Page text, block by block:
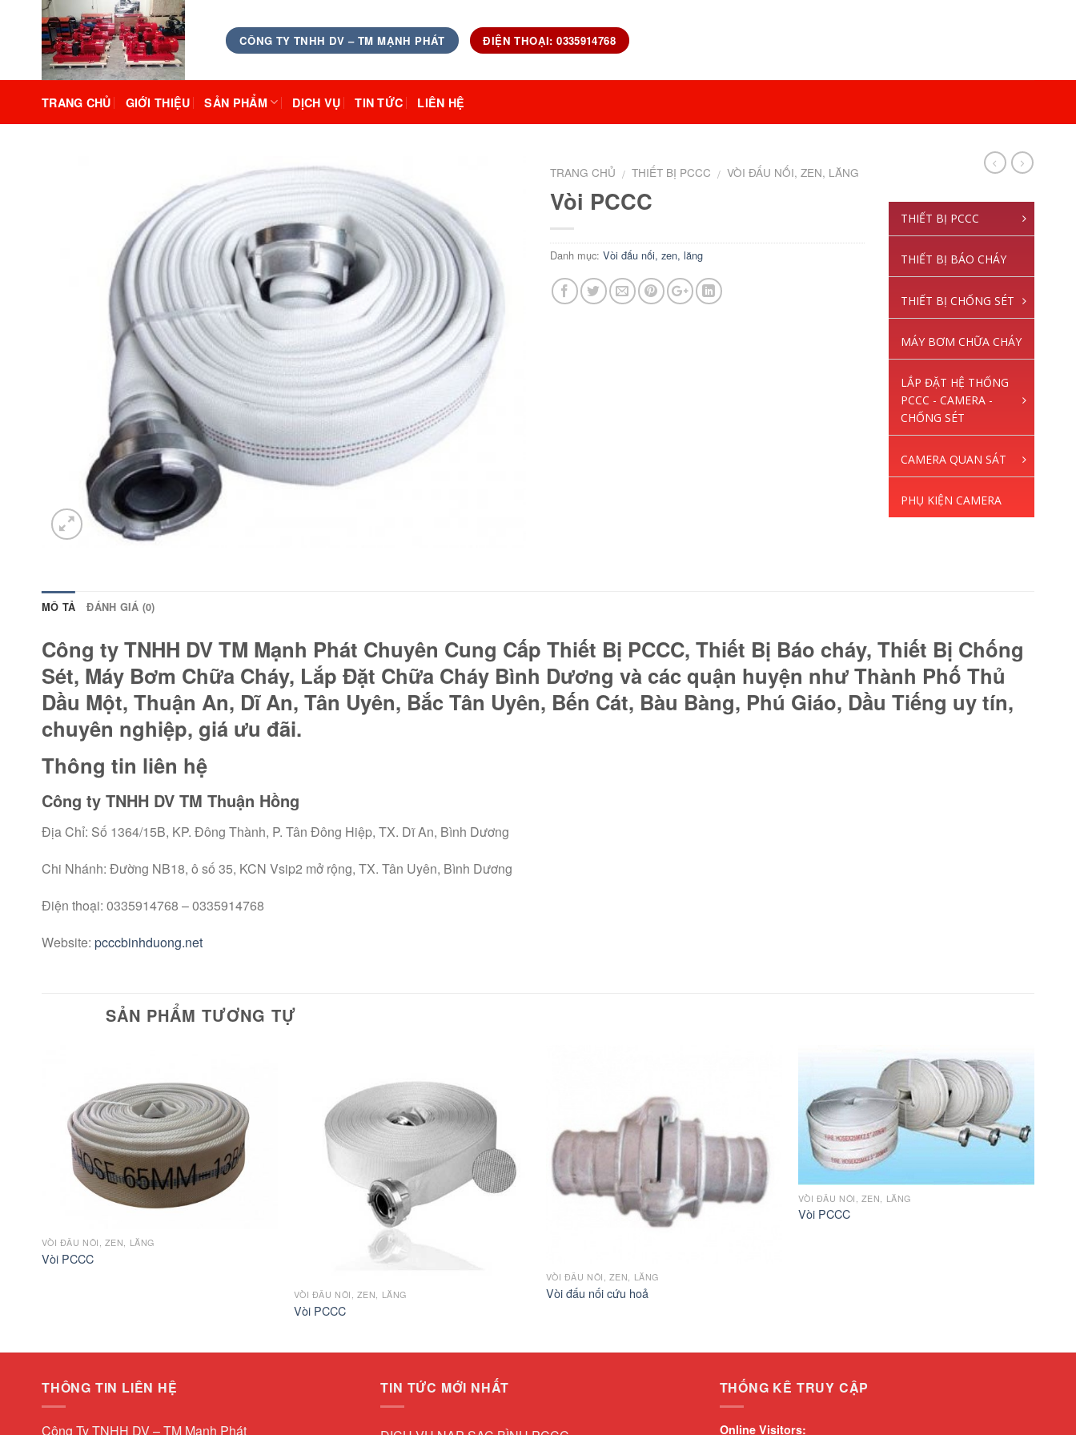
CÔNG TY TNHH DV – TM MẠNH PHÁT ĐIỆN THOẠI: 0335914768
TRANG CHỦ GIỚI THIỆU SẢN PHẨM DỊCH VỤ TIN TỨC LIÊN HỆ
TRANG CHỦ / THIẾT BỊ PCCC / VÒI ĐẤU NỐI, ZEN, LĂNG
Vòi PCCC
Danh mục: Vòi đấu nối, zen, lăng
THIẾT BỊ PCCC
THIẾT BỊ BÁO CHÁY
THIẾT BỊ CHỐNG SÉT
MÁY BƠM CHỮA CHÁY
LẮP ĐẶT HỆ THỐNG
PCCC - CAMERA -
CHỐNG SÉT
CAMERA QUAN SÁT
PHỤ KIỆN CAMERA
MÔ TẢ ĐÁNH GIÁ (0)
Công ty TNHH DV TM Mạnh Phát Chuyên Cung Cấp Thiết Bị PCCC, Thiết Bị Báo cháy, Thiết Bị Chống
Sét, Máy Bơm Chữa Cháy, Lắp Đặt Chữa Cháy Bình Dương và các quận huyện như Thành Phố Thủ
Dầu Một, Thuận An, Dĩ An, Tân Uyên, Bắc Tân Uyên, Bến Cát, Bàu Bàng, Phú Giáo, Dầu Tiếng uy tín,
chuyên nghiệp, giá ưu đãi.
Thông tin liên hệ
Công ty TNHH DV TM Thuận Hồng
Địa Chỉ: Số 1364/15B, KP. Đông Thành, P. Tân Đông Hiệp, TX. Dĩ An, Bình Dương
Chi Nhánh: Đường NB18, ô số 35, KCN Vsip2 mở rộng, TX. Tân Uyên, Bình Dương
Điện thoại: 0335914768 – 0335914768
Website: pcccbinhduong.net
SẢN PHẨM TƯƠNG TỰ
VÒI ĐẤU NỐI, ZEN, LĂNG
Vòi PCCC
VÒI ĐẤU NỐI, ZEN, LĂNG
Vòi PCCC
VÒI ĐẤU NỐI, ZEN, LĂNG
Vòi đấu nối cứu hoả
VÒI ĐẤU NỐI, ZEN, LĂNG
Vòi PCCC
THÔNG TIN LIÊN HỆ
Công Ty TNHH DV – TM Mạnh Phát
TIN TỨC MỚI NHẤT THỐNG KÊ TRUY CẬP
Online Visitors: